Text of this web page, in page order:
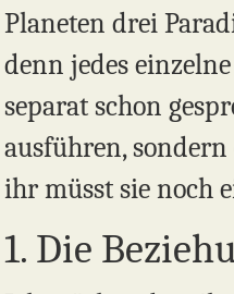
Planeten drei
denn jedes
separat schon
ausführen,
ihr müsst sie noch
1. Die